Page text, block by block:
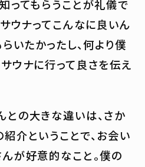
ってもらうことが礼儀で
サウナってこんなに良いん
いたかったし、何より僕
ウナに行って良さを伝え
の大きな違いは、さか
介ということで、お会い
が好意的なこと。僕の